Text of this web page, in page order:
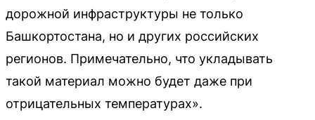
дорожной инфраструктуры не только
Башкортостана, но и других российских
регионов. Примечательно, что укладывать
такой материал можно будет даже при
отрицательных температурах».